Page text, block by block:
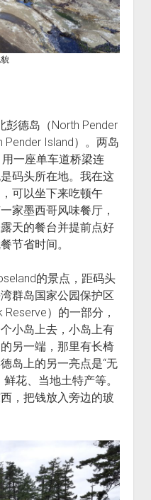
德岛（North Pender
Pender Island）。两岛
一座单车道桥梁连
码头所在地。我在这
可以坐下来吃顿午
家墨西哥风味餐厅，
天的餐台并提前点好
节省时间。
的景点，距码头
群岛国家公园保护区
Reserve）的一部分，
小岛上去，小岛上有
另一端，那里有长椅
岛上的另一亮点是“无
花、当地土特产等。
，把钱放入旁边的玻